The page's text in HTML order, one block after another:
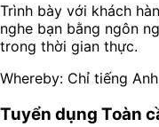
Trình bày với khách
nghe bạn bằng ngôn
trong thời gian thực.
Whereby: Chỉ tiếng Anh
Tuyển dụng Toàn